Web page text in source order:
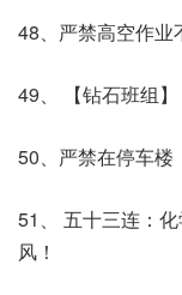
48、严禁高空作业
49、 【钻石班组】
50、严禁在停车楼
51、 五十三连：
风！